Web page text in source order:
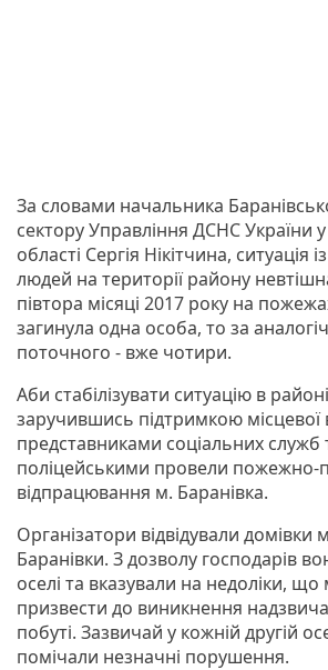
За словами начальника
сектору Управління ДСНС України
області Сергія Нікітчина, ситуація
людей на території району
півтора місяці 2017 року на
загинула одна особа, то за
поточного - вже чотири.
Аби стабілізувати ситуацію в
заручившись підтримкою місцевої
представниками соціальних служб
поліцейськими провели пожежно-
відпрацювання м. Баранівка.
Організатори відвідували домівки
Баранівки. З дозволу господарів
оселі та вказували на недоліки,
призвести до виникнення
побуті. Зазвичай у кожній другій
помічали незначні порушення.